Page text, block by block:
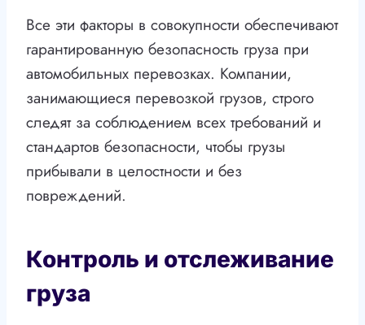
Все эти факторы в совокупности обеспечивают
гарантированную безопасность груза при
автомобильных перевозках. Компании,
занимающиеся перевозкой грузов, строго
следят за соблюдением всех требований и
стандартов безопасности, чтобы грузы
прибывали в целостности и без
повреждений.
Контроль и отслеживание
груза